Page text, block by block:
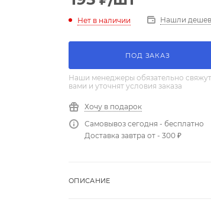
Нет в наличии Нашли
ПОД ЗАКАЗ
Наши менеджеры обязательно
вами и уточнят условия заказа
Хочу в подарок
Самовывоз сегодня - бесплатно
Доставка завтра от - 300 ₽
ОПИСАНИЕ